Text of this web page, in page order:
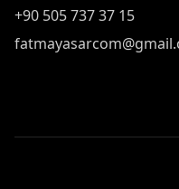
+90 505 737 37 15